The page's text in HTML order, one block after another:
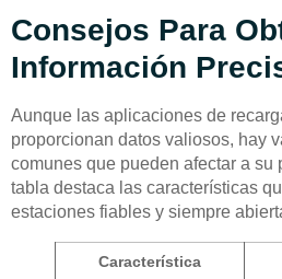
Consejos Para
Información
Aunque las aplicaciones de
proporcionan datos valiosos, hay
comunes que pueden afectar a su
tabla destaca las características
estaciones fiables y siempre
Característica